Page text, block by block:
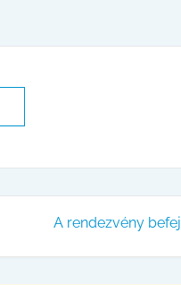
A rendezvény